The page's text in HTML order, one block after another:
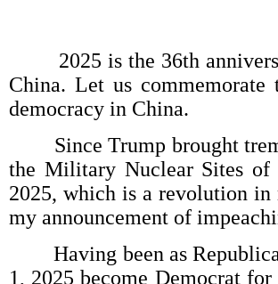
2025 is the 36th
China. Let us
democracy in China.
Since Trump brought
the Military Nuclear Sites of
2025, which is a revolution
my announcement of
Having been as
1, 2025 become Democrat